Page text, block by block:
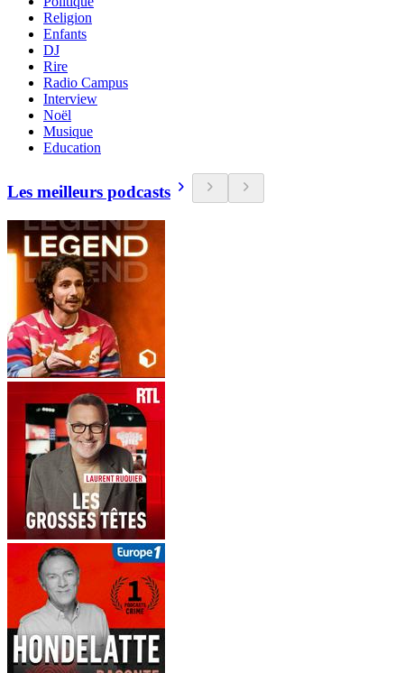
Religion
Enfants
DJ
Rire
Radio Campus
Interview
Noël
Musique
Education
Les meilleurs podcasts